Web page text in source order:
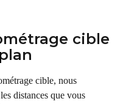
cible
cible, nous
distances que vous